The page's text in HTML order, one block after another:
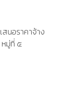
สนอราคาจ้าง
หมู่ที่ ๕